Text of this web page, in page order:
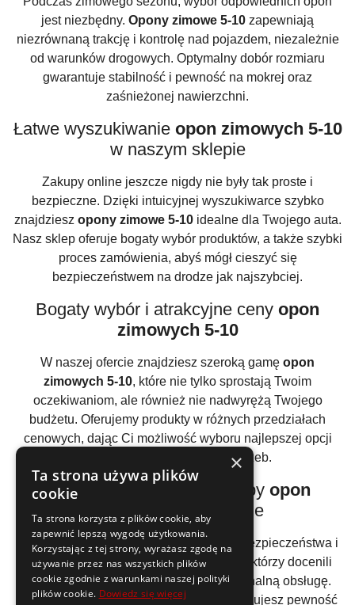
jest niezbędny. Opony zimowe 5-10 zapewniają
niezrównaną trakcję i kontrolę nad pojazdem, niezależnie
od warunków drogowych. Optymalny dobór rozmiaru
gwarantuje stabilność i pewność na mokrej oraz
zaśnieżonej nawierzchni.
Łatwe wyszukiwanie opon zimowych 5-10
w naszym sklepie
Zakupy online jeszcze nigdy nie były tak proste i
bezpieczne. Dzięki intuicyjnej wyszukiwarce szybko
znajdziesz opony zimowe 5-10idealne dla Twojego auta.
Nasz sklep oferuje bogaty wybór produktów, a także szybki
proces zamówienia, abyś mógł cieszyć się
bezpieczeństwem na drodze jak najszybciej.
Bogaty wybór i atrakcyjne ceny opon
zimowych 5-10
W naszej ofercie znajdziesz szeroką gamę opon
zimowych 5-10, które nie tylko sprostają Twoim
oczekiwaniom, ale również nie nadwyrężą Twojego
budżetu. Oferujemy produkty w różnych przedziałach
cenowych, dając Ci możliwość wyboru najlepszej opcji
dostosowanej do Twoich potrzeb.
Bezpieczne i szybkie zakupy opon
zimowych 5-10
online
Zakupy w naszym sklepie to gwarancja bezpieczeństwa i
wygody. Zaufało nam już wielu klientów, którzy docenili
jakość naszych produktów oraz profesjonalną obsługę.
Kupującopony zimowe 5-10online, zyskujesz pewność
×
Ta strona używa plików
cookie
Ta strona korzysta z plików cookie, aby
zapewnić lepszą wygodę użytkowania.
Korzystając z tej strony, wyrażasz zgodę na
używanie przez nas wszystkich plików
cookie zgodnie z warunkami naszej polityki
plików cookie. Dowiedz się więcej